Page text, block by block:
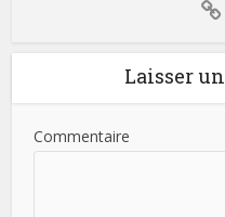
Laisser
Commentaire